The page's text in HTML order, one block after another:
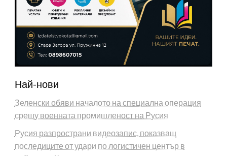
Най-нови
Зеленски обяви началото на специална операция
срещу военната промишленост на Русия
Русия разпространи видеозапис, показващ
последиците от удари по логистичен център в